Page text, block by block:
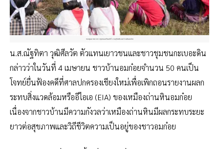
ขอบคุณภาพจากชาวชุมชนและคณะทำงานยุติเหมืองแร่ถ่านหินอมก๋อย
น.ส.ณัฐทิตา วุฒิศีลวัต ตัวแทนเยาวชนและชาวชุมชนกะเบอะดิน
กล่าวว่าในวันที่ 4 เมษายน ชาวบ้านอมก๋อยจำนวน 50 คนเป็น
โจทย์ยื่นฟ้องคดีที่ศาลปกครองเชียงใหม่เพื่อเพิกถอนรายงานผลก
ระทบสิ่งแวดล้อมหรืออีไอเอ (EIA) ของเหมืองถ่านหินอมก๋อย
เนื่องจากชาวบ้านมีความกังวลว่าเหมืองถ่านหินมีผลกระทบระยะ
ยาวต่อสุขภาพและวิถีชีวิตความเป็นอยู่ของชาวอมก๋อย